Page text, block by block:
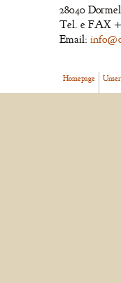
28040
Tel. e FAX
Email:
Homepage